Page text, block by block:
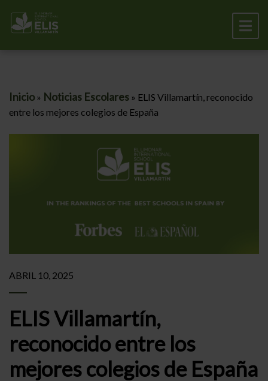
Inicio » Noticias Escolares » ELIS Villamartín, reconocido
entre los mejores colegios de España
ABRIL 10, 2025
ELIS Villamartín,
reconocido entre los
mejores colegios de España